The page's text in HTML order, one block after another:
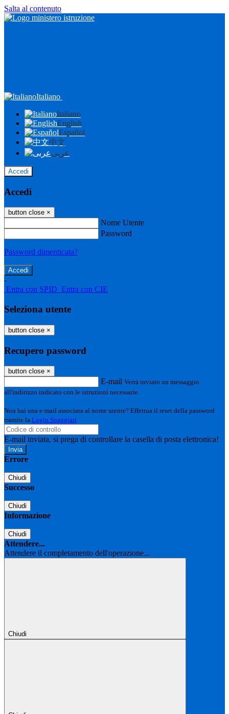
Salta al contenuto
Italiano
Italiano
English
Español
中文
عربى
Accedi
Accedi
button close ×
Nome Utente
Password
Password dimenticata?
-
Entra con SPID Entra con CIE
Seleziona utente
button close ×
Recupero password
button close ×
E-mail Verrà inviato un messaggio
all'indirizzo indicato con le istruzioni necessarie.
Non hai una e-mail associata al nome utente? Effettua il reset della password
tramite la Login Spaggiari
E-mail inviata, si prega di controllare la casella di posta elettronica!
Errore
Chiudi
Successo
Chiudi
Informazione
Chiudi
Attendere...
Attendere il completamento dell'operazione...
Chiudi